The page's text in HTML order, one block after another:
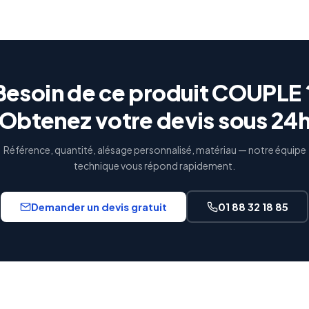
de ce produit COUPLE
votre devis sous
Référence, quantité, alésage personnalisé, matériau — notre équipe
technique vous répond rapidement.
Demander un devis gratuit 01 88 32 18 85